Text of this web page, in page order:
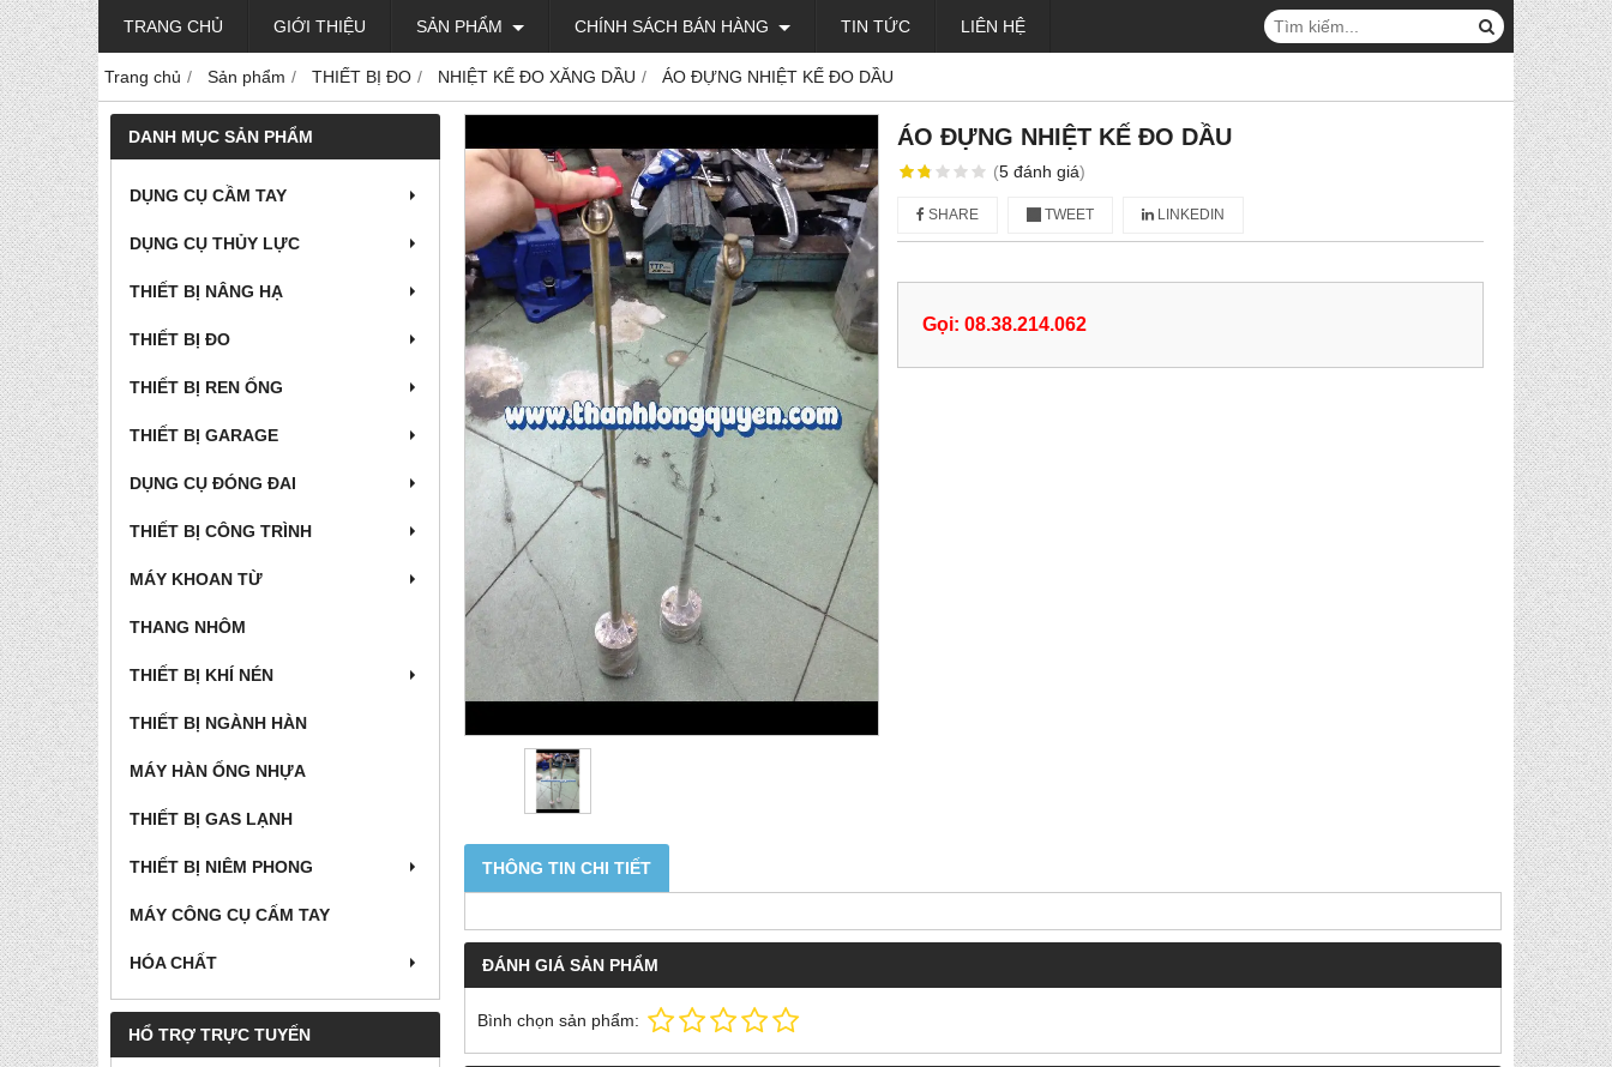
TRANG CHỦ GIỚI THIỆU SẢN PHẨM CHÍNH SÁCH BÁN HÀNG TIN TỨC LIÊN HỆ
Trang chủ Sản phẩm THIẾT BỊ ĐO NHIỆT KẾ ĐO XĂNG DẦU ÁO ĐỰNG NHIỆT KẾ ĐO DẦU
DANH MỤC SẢN PHẨM
DỤNG CỤ CẦM TAY
DỤNG CỤ THỦY LỰC
THIẾT BỊ NÂNG HẠ
THIẾT BỊ ĐO
THIẾT BỊ REN ỐNG
THIẾT BỊ GARAGE
DỤNG CỤ ĐÓNG ĐAI
THIẾT BỊ CÔNG TRÌNH
MÁY KHOAN TỪ
THANG NHÔM
THIẾT BỊ KHÍ NÉN
THIẾT BỊ NGÀNH HÀN
MÁY HÀN ỐNG NHỰA
THIẾT BỊ GAS LẠNH
THIẾT BỊ NIÊM PHONG
MÁY CÔNG CỤ CẤM TAY
HÓA CHẤT
HỔ TRỢ TRỰC TUYẾN
ÁO ĐỰNG NHIỆT KẾ ĐO DẦU
(5 đánh giá)
SHARE TWEET LINKEDIN
Gọi: 08.38.214.062
THÔNG TIN CHI TIẾT
ĐÁNH GIÁ SẢN PHẨM
Bình chọn sản phẩm: